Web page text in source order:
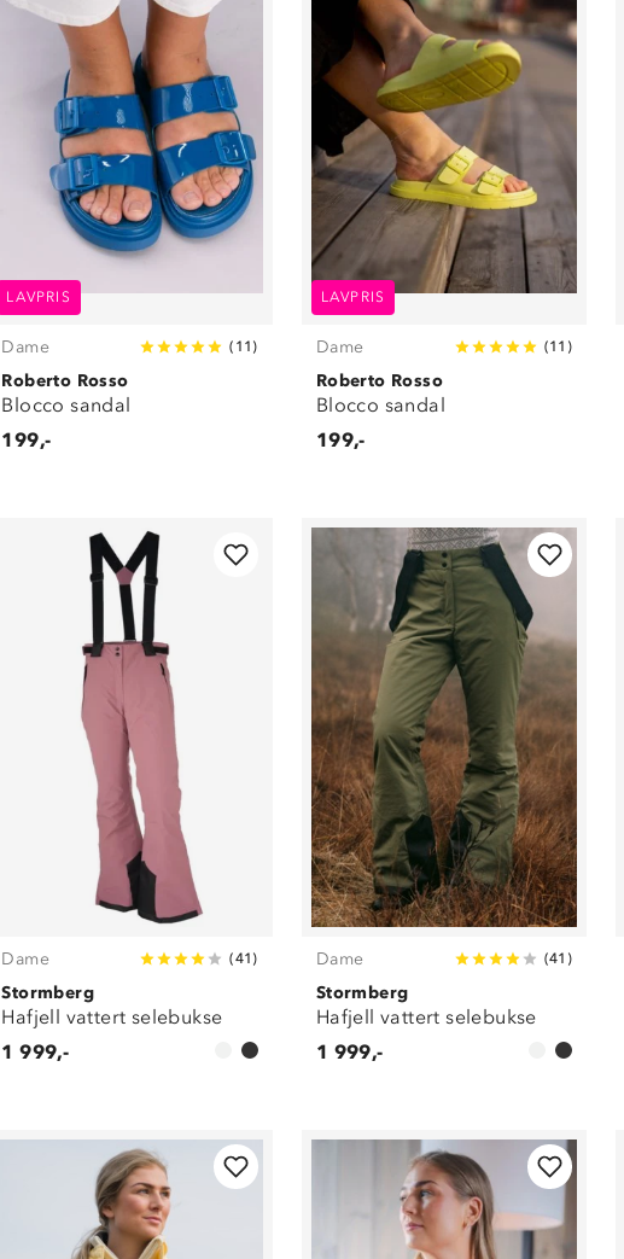
LAVPRIS
Dame ( 11 )
Roberto Rosso
Blocco sandal
199,-
LAVPRIS
Dame (11 )
Roberto Rosso
Blocco sandal
199,-
Dame (41 )
Stormberg
Hafjell vattert selebukse
1 999,-
Dame (41 )
Stormberg
Hafjell vattert selebukse
1 999,-